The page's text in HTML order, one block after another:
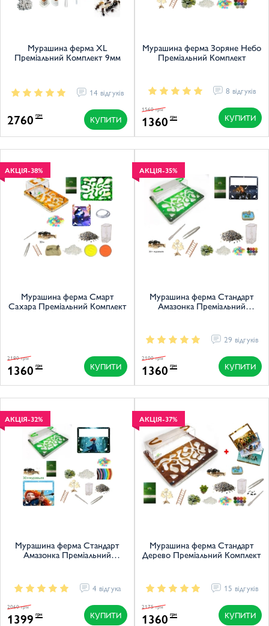
Мурашина ферма XL
Преміальний Комплект 9мм
14 відгуків
2760 грн КУПИТИ
Мурашина ферма Зоряне Небо
Преміальний Комплект
8 відгуків
1360 грн
1560 грн
КУПИТИ
АКЦІЯ-38%
Мурашина ферма Смарт
Сахара Преміальний Комплект
1360 грн
2180 грн
КУПИТИ
АКЦІЯ-35%
Мурашина ферма Стандарт
Амазонка Преміальний
29 відгуків
1360 грн
2100 грн
КУПИТИ
АКЦІЯ-32%
Мурашина ферма Стандарт
Амазонка Преміальний
4 відгука
1399 грн
2060 грн
КУПИТИ
АКЦІЯ-37%
Мурашина ферма Стандарт
Дерево Преміальний Комплект
15 відгуків
1360 грн
2175 грн
КУПИТИ